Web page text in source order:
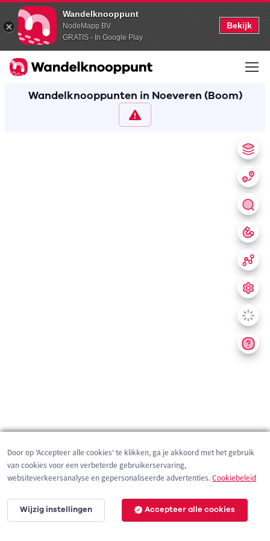
Wandelknooppunt
NodeMapp BV
GRATIS - In Google Play
Bekijk
Wandelknooppunten in Noeveren (Boom)
200 m
Door op 'Accepteer alle cookies' te klikken, ga je akkoord met het gebruik
van cookies voor een verbeterde gebruikerservaring,
websiteverkeersanalyse en gepersonaliseerde advertenties.Cookiebeleid
Wijzig instellingen Accepteer alle cookies